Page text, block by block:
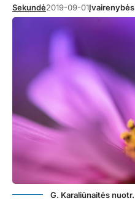
Sekundė2019-09-01Įvairenybės
G. Karaliūnaitės nuotr.